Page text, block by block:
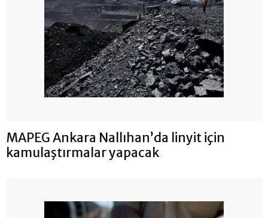
MAPEG Ankara Nallıhan’da linyit için
kamulaştırmalar yapacak